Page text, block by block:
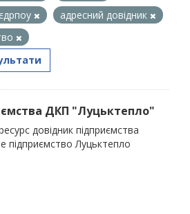
адресний довідник
ДКП "Луцьктепло"
довідник підприємства
підприємство Луцьктепло